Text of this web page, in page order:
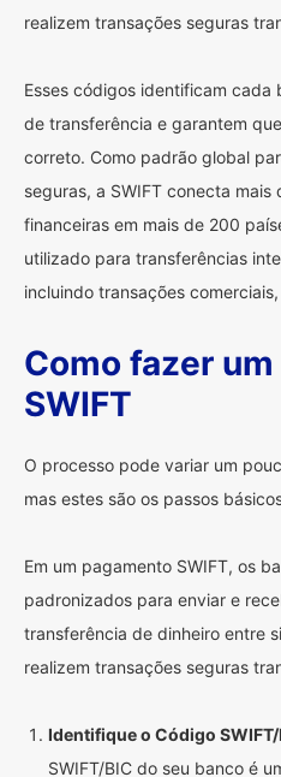
realizem transações seguras
Esses códigos identificam
de transferência e garantem
correto. Como padrão global
seguras, a SWIFT conecta mais
financeiras em mais de 200
utilizado para transferências
incluindo transações
Como fazer
SWIFT
O processo pode variar um
mas estes são os passos
Em um pagamento SWIFT, os
padronizados para enviar e
transferência de dinheiro entre
realizem transações seguras
Identifique o Código
SWIFT/BIC do seu banco é